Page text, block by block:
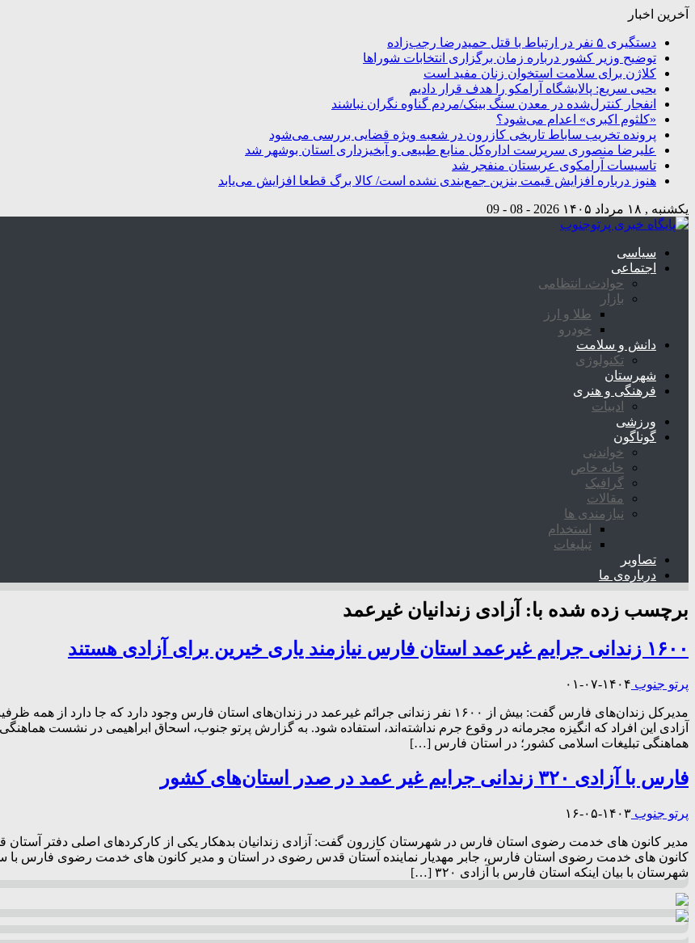
آخرین اخبار
دستگیری ۵ نفر در ارتباط با قتل حمیدرضا رجب‌زاده
توضیح وزیر کشور درباره زمان برگزاری انتخابات شوراها
کلاژن برای سلامت استخوان زنان مفید است
یحیی سریع: پالایشگاه آرامکو را هدف قرار دادیم
انفجار کنترل‌شده در معدن سنگ بینک/مردم گناوه نگران نباشند
«کلثوم اکبری» اعدام می‌شود؟
پرونده تخریب ساباط تاریخی کازرون در شعبه ویژه قضایی بررسی می‌شود
علیرضا منصوری سرپرست اداره‌کل منابع طبیعی و آبخیزداری استان بوشهر شد
تاسیسات آرامکوی عربستان منفجر شد
هنوز درباره افزایش قیمت بنزین جمع‌بندی نشده است/ کالا برگ قطعا افزایش می‌یابد
یکشنبه , ۱۸ مرداد ۱۴۰۵ 2026 - 08 - 09
سیاسی
اجتماعی
حوادث، انتظامی
بازار
طلا و ارز
خودرو
دانش و سلامت
تکنولوژی
شهرستان
فرهنگی و هنری
ادبیات
ورزشی
گوناگون
خواندنی
خانه خاص
گرافیک
مقالات
نیازمندی ها
استخدام
تبلیغات
تصاویر
درباره‌ی ما
برچسب زده شده با: آزادی زندانیان غیرعمد
۱۶۰۰ زندانی جرایم غیر‌عمد استان فارس نیازمند یاری خیرین برای آزادی هستند
پرتو جنوب ۱۴۰۴-۰۷-۰۱
مدیرکل زندان‌های فارس گفت: بیش از ۱۶۰۰ نفر زندانی جرائم غیر‌عمد در زندان‌های استان فارس وجود دارد
آزادی این افراد که انگیزه مجرمانه در وقوع جرم نداشته‌اند، استفاده شود. به گزارش پرتو جنوب، اسحاق ابراهیمی در نشست
هماهنگی تبلیغات اسلامی کشور؛ در استان فارس […]
فارس با آزادی ۳۲۰ زندانی جرایم غیر عمد در صدر استان‌های کشور
پرتو جنوب ۱۴۰۳-۰۵-۱۶
مدیر کانون های خدمت رضوی استان فارس در شهرستان کازرون گفت: آزادی زندانیان بدهکار یکی از کارکردهای اصلی دفتر
کانون های خدمت رضوی استان فارس، جابر مهدیار نماینده آستان قدس رضوی در استان و مدیر کانون های خدمت رضوی فارس با
شهرستان با بیان اینکه استان فارس با آزادی ۳۲۰ […]